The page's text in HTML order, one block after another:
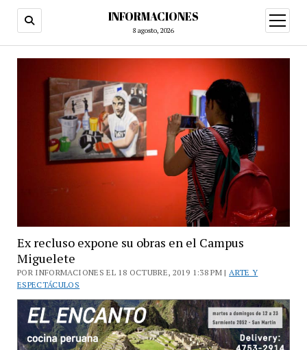
INFORMACIONES
8 agosto, 2026
abrir
menú
Ex recluso expone su obras en el Campus
Miguelete
POR INFORMACIONES EL 18 OCTUBRE, 2019 1:38 PM | ARTE Y
ESPECTÁCULOS